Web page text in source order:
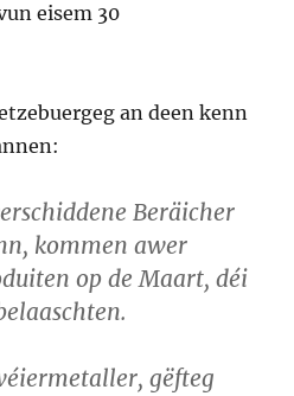
eisem 30
an deen kenn
Beräicher
kommen awer
op de Maart, déi
gëfteg